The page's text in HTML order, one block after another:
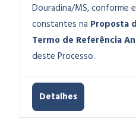
Douradina/MS, conforme
constantes na Proposta
Termo de Referência
deste Processo.
Detalhes